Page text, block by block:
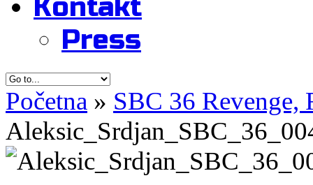
Kontakt
Press
Početna » SBC 36 Revenge,